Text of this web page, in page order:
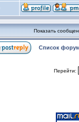
Показать
Список
Перейти: